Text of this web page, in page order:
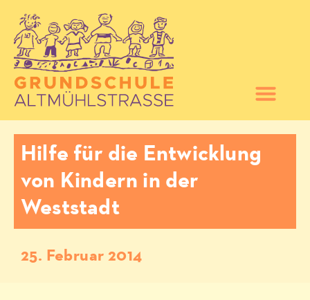
Hilfe für die Entwicklung
von Kindern in der
Weststadt
25. Februar 2014